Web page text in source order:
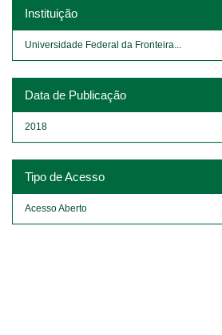
Instituição
Universidade Federal da Fronteira...
Data de Publicação
2018
Tipo de Acesso
Acesso Aberto